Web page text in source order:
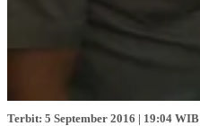
Terbit: 5 September 2016 | 19:04 WIB